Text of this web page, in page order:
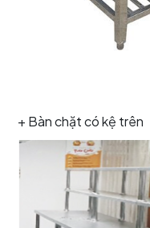
+ Bàn chặt có kệ trên